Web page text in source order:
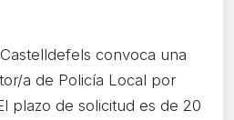
convoca una
a de Policía Local por
plazo de solicitud es de 20